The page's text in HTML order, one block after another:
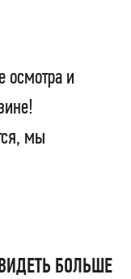
осмотра и
мы
БОЛЬШЕ